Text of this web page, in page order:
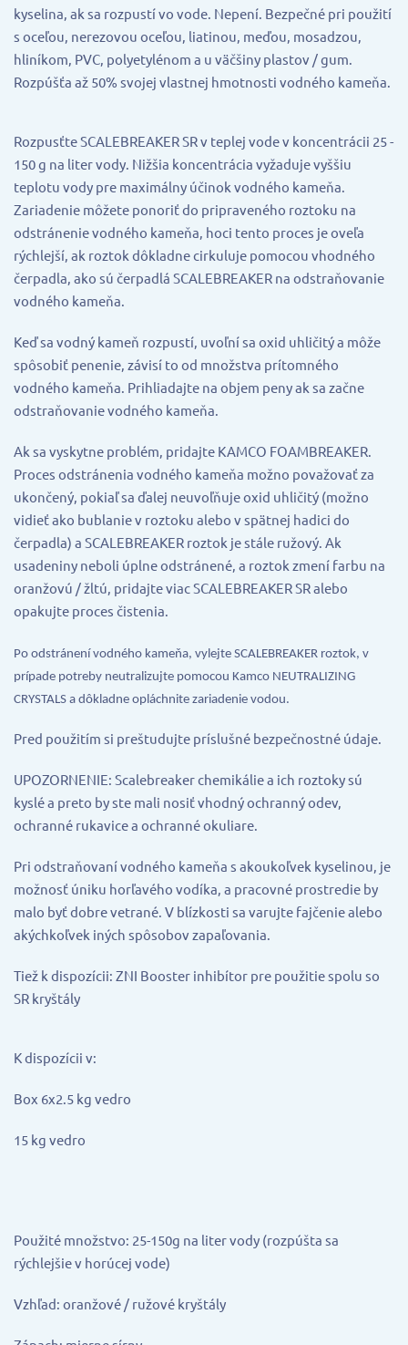
kyselina, ak sa rozpustí vo vode. Nepení. Bezpečné pri použití
s ​​oceľou, nerezovou oceľou, liatinou, meďou, mosadzou,
hliníkom, PVC, polyetylénom a u väčšiny plastov / gum.
Rozpúšťa až 50% svojej vlastnej hmotnosti vodného kameňa.
Rozpusťte SCALEBREAKER SR v teplej vode v koncentrácii 25 -
150 g na liter vody. Nižšia koncentrácia vyžaduje vyššiu
teplotu vody pre maximálny účinok vodného kameňa.
Zariadenie môžete ponoriť do pripraveného roztoku na
odstránenie vodného kameňa, hoci tento proces je oveľa
rýchlejší, ak roztok dôkladne cirkuluje pomocou vhodného
čerpadla, ako sú čerpadlá SCALEBREAKER na odstraňovanie
vodného kameňa.
Keď sa vodný kameň rozpustí, uvoľní sa oxid uhličitý a môže
spôsobiť penenie, závisí to od množstva prítomného
vodného kameňa. Prihliadajte na objem peny ak sa začne
odstraňovanie vodného kameňa.
Ak sa vyskytne problém, pridajte KAMCO FOAMBREAKER.
Proces odstránenia vodného kameňa možno považovať za
ukončený, pokiaľ sa ďalej neuvoľňuje oxid uhličitý (možno
vidieť ako bublanie v roztoku alebo v spätnej hadici do
čerpadla) a SCALEBREAKER roztok je stále ružový. Ak
usadeniny neboli úplne odstránené, a roztok zmení farbu na
oranžovú / žltú, pridajte viac SCALEBREAKER SR alebo
opakujte proces čistenia.
Po odstránení vodného kameňa, vylejte SCALEBREAKER roztok, v
prípade potreby neutralizujte pomocou Kamco NEUTRALIZING
CRYSTALS a dôkladne opláchnite zariadenie vodou.
Pred použitím si preštudujte príslušné bezpečnostné údaje.
UPOZORNENIE: Scalebreaker chemikálie a ich roztoky sú
kyslé a preto by ste mali nosiť vhodný ochranný odev,
ochranné rukavice a ochranné okuliare.
Pri odstraňovaní vodného kameňa s akoukoľvek kyselinou, je
možnosť úniku horľavého vodíka, a pracovné prostredie by
malo byť dobre vetrané. V blízkosti sa varujte fajčenie alebo
akýchkoľvek iných spôsobov zapaľovania.
Tiež k dispozícii: ZNI Booster inhibítor pre použitie spolu so
SR kryštály
K dispozícii v:
Box 6x2.5 kg vedro
15 kg vedro
Použité množstvo: 25-150g na liter vody (rozpúšta sa
rýchlejšie v horúcej vode)
Vzhľad: oranžové / ružové kryštály